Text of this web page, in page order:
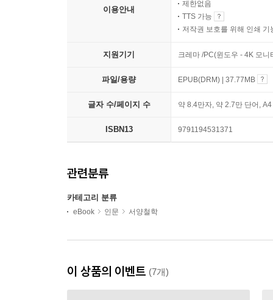
이용안내
제한없음
TTS 가능
저작권 보호를 위해 인쇄 기
지원기기 크레마 /PC(윈도우 - 4K 모
파일/용량 EPUB(DRM) | 37.77MB
글자 수/페이지 수 약 8.4만자, 약 2.7만 단어,
ISBN13 9791194531371
관련분류
카테고리 분류
eBook 인문 서양철학
이 상품의 이벤트 (7개)